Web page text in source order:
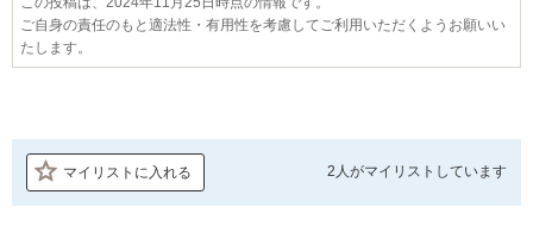
ご自身の責任のもと適法性・有用性を考慮してご利用いただくようお願いい
たします。
マイリストに入れる 2人がマイリストしています